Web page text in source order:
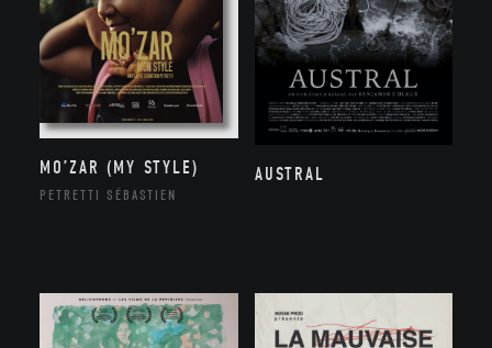
MO’ZAR (MY STYLE)
PETRETTI SÉBASTIEN
AUSTRAL